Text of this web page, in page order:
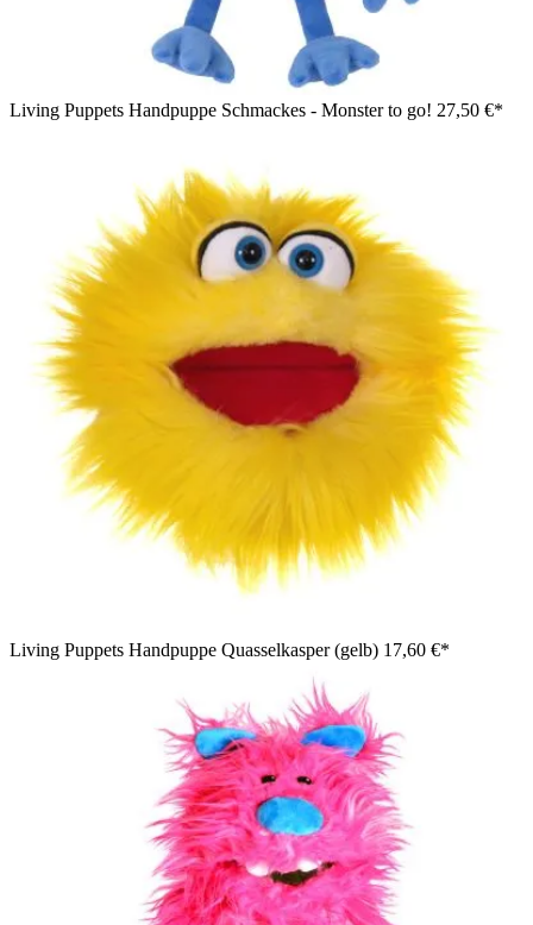
Living Puppets Handpuppe Schmackes - Monster to go! 27,50 €*
Living Puppets Handpuppe Quasselkasper (gelb) 17,60 €*